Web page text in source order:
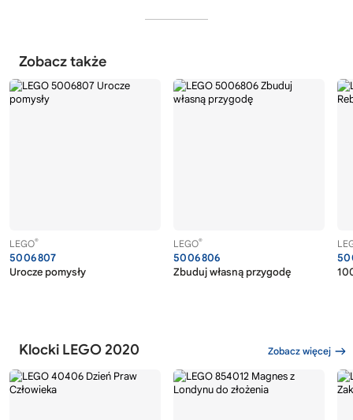
Zobacz także
LEGO®
5006807
Urocze pomysły
LEGO®
5006806
Zbuduj własną przygodę
Klocki LEGO 2020 Zobacz więcej